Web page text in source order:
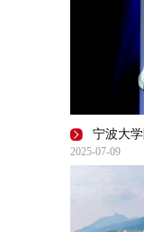
2025-07-09